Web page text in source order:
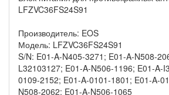
LFZVC36FS24S91
Производитель: EOS
Модель: LFZVC36FS24S91
S/N: E01-A-N405-3271; E01-A-N508-
L32103127; E01-A-N506-1196; E01-A-
0109-2152; E01-A-0101-1801; E01-A-
N508-2062; E01-A-N506-1065